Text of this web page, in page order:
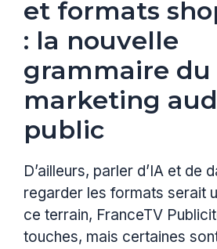
et formats
: la nouvelle
grammaire du
marketing
public
D’ailleurs, parler d’IA et de
regarder les formats serait
ce terrain, FranceTV
touches, mais certaines